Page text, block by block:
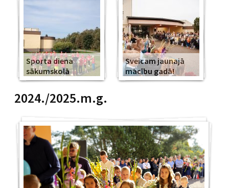
Sporta diena
sākumskolā
Sveicam jaunajā
mācību gadā!
2024./2025.m.g.